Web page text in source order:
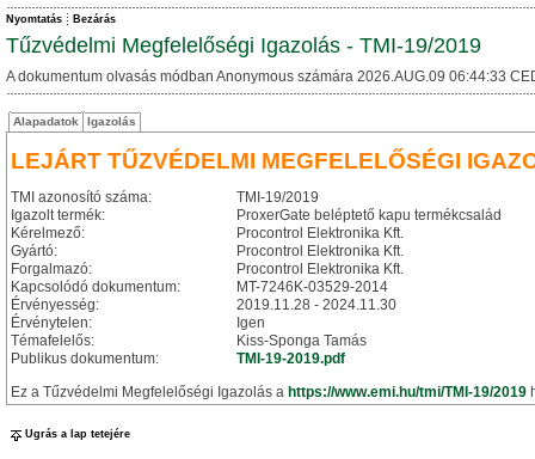
Nyomtatás Bezárás
Tűzvédelmi Megfelelőségi Igazolás - TMI-19/2019
A dokumentum olvasás módban Anonymous számára 2026.AUG.09 06:44:33
Alapadatok Igazolás
LEJÁRT TŰZVÉDELMI MEGFELELŐSÉGI
TMI azonosító száma:
TMI-19/2019
Igazolt termék:
ProxerGate beléptető kapu termékcsalád
Kérelmező:
Procontrol Elektronika Kft.
Gyártó:
Procontrol Elektronika Kft.
Forgalmazó:
Procontrol Elektronika Kft.
Kapcsolódó dokumentum:
MT-7246K-03529-2014
Érvényesség:
2019.11.28 - 2024.11.30
Érvénytelen:
Igen
Témafelelős:
Kiss-Sponga Tamás
Publikus dokumentum:
TMI-19-2019.pdf
Ez a Tűzvédelmi Megfelelőségi Igazolás a https://www.emi.hu/tmi/TMI-19/2019
Ugrás a lap tetejére